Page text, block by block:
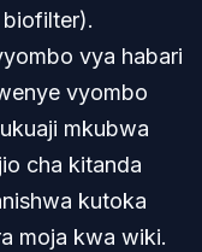
vya habari
vyombo
mkubwa
cha kitanda
kutoka
moja kwa wiki.